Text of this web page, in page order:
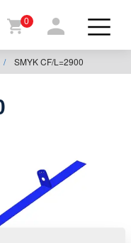
0
/ SMYK CF/L=2900